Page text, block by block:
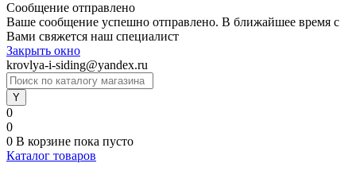
Сообщение отправлено
Ваше сообщение успешно отправлено. В ближайшее время с
Вами свяжется наш специалист
Закрыть окно
krovlya-i-siding@yandex.ru
0
0
0 В корзине пока пусто
Каталог товаров